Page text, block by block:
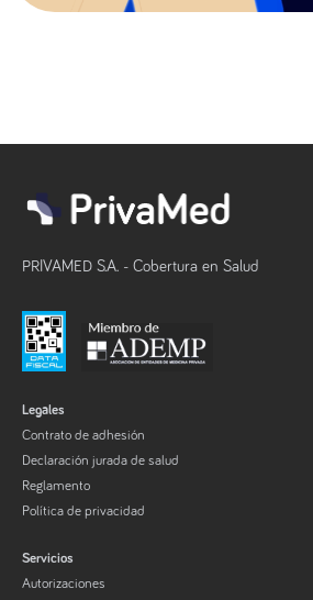
PRIVAMED S.A. - Cobertura en Salud
Legales
Contrato de adhesión
Declaración jurada de salud
Reglamento
Política de privacidad
Servicios
Autorizaciones